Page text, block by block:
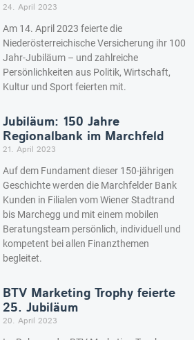
24. April 2023
Am 14. April 2023 feierte die
Niederösterreichische Versicherung ihr 100
Jahr-Jubiläum – und zahlreiche
Persönlichkeiten aus Politik, Wirtschaft,
Kultur und Sport feierten mit.
Jubiläum: 150 Jahre
Regionalbank im Marchfeld
21. April 2023
Auf dem Fundament dieser 150-jährigen
Geschichte werden die Marchfelder Bank
Kunden in Filialen vom Wiener Stadtrand
bis Marchegg und mit einem mobilen
Beratungsteam persönlich, individuell und
kompetent bei allen Finanzthemen
begleitet.
BTV Marketing Trophy feierte
25. Jubiläum
20. April 2023